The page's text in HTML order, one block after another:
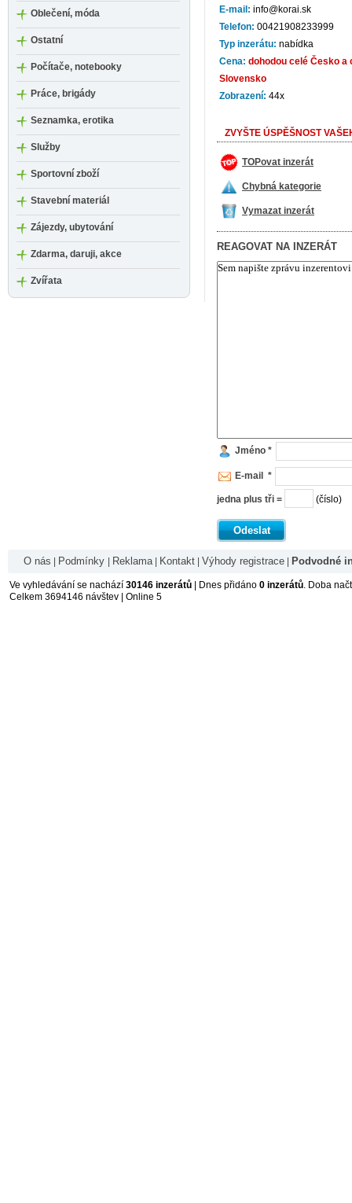
Oblečení, móda
Ostatní
Počítače, notebooky
Práce, brigády
Seznamka, erotika
Služby
Sportovní zboží
Stavební materiál
Zájezdy, ubytování
Zdarma, daruji, akce
Zvířata
E-mail: info@korai.sk
Telefon: 00421908233999
Typ inzerátu: nabídka
Cena: dohodou celé Česko a
Slovensko
Zobrazení: 44x
ZVYŠTE ÚSPĚŠNOST
TOPovat inzerát
Chybná kategorie
Vymazat inzerát
REAGOVAT NA INZERÁT
Jméno *
E-mail *
jedna plus tři = (číslo)
Odeslat
O nás Podmínky Reklama| Kontakt Výhody registrace Podvodné
Ve vyhledávání se nachází 30146 inzerátů | Dnes přidáno 0 inzerátů. Doba
Celkem 3694146 návštev | Online 5